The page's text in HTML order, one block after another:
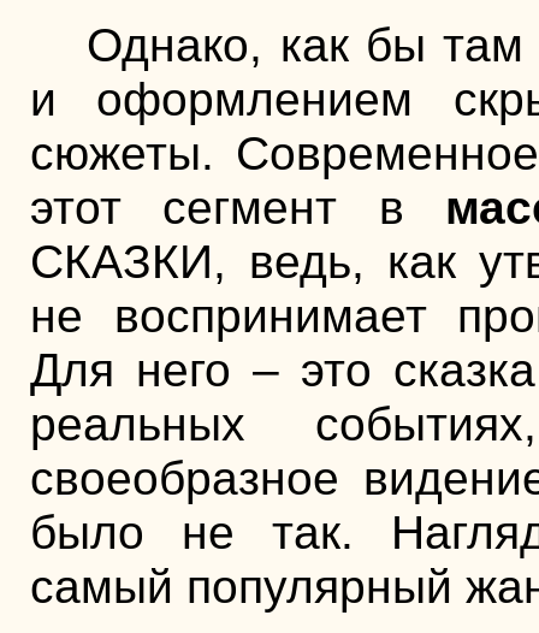
Однако, как бы
и оформлением
сюжеты.
этот сегмент в
СКАЗКИ, ведь, как
не воспринимает
Для него – это
реальных
своеобразное
было не так.
самый популярный